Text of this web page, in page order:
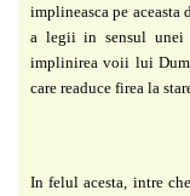
implineasca pe aceasta
a legii in sensul unei
implinirea voii lui
care readuce firea la
In felul acesta, intre